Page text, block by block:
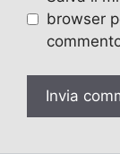
browser